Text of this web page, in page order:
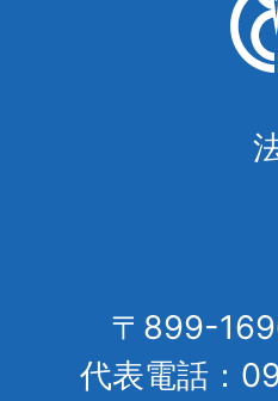
〒899-
代表電話：